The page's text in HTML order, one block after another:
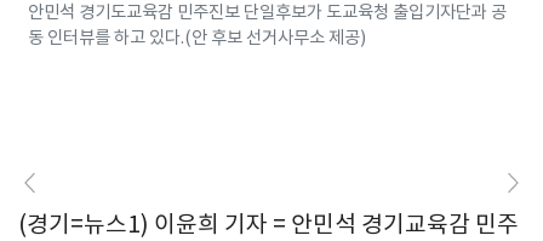
안민석 경기도교육감 민주진보 단일후보가 도교육청 출입기자단과 공
동 인터뷰를 하고 있다.(안 후보 선거사무소 제공)
(경기=뉴스1) 이윤희 기자 = 안민석 경기교육감 민주